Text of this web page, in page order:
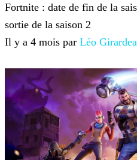
Fortnite : date de fin de la
sortie de la saison 2
Il y a 4 mois par Léo